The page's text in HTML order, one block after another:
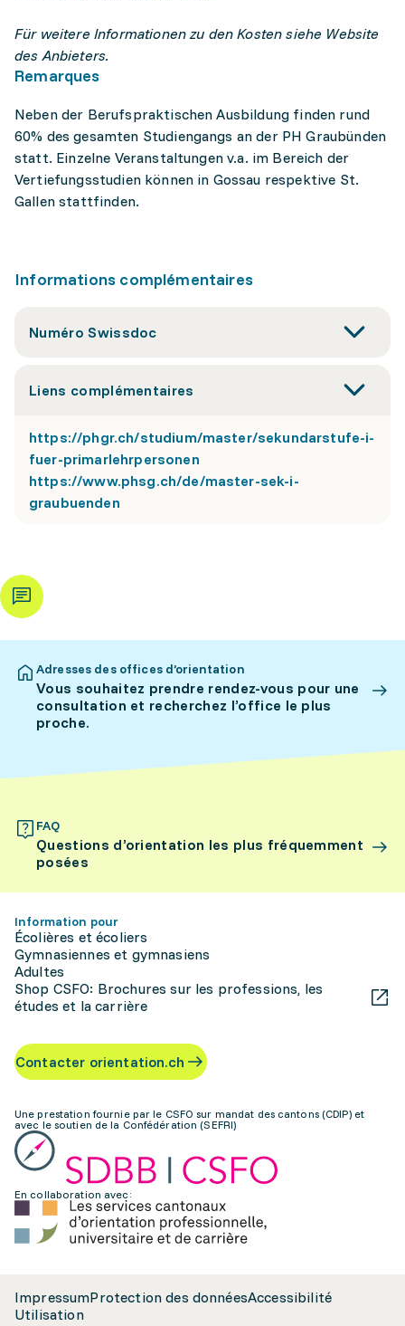
Für weitere Informationen zu den Kosten siehe Website
des Anbieters.
Remarques
Neben der Berufspraktischen Ausbildung finden rund
60% des gesamten Studiengangs an der PH Graubünden
statt. Einzelne Veranstaltungen v.a. im Bereich der
Vertiefungsstudien können in Gossau respektive St.
Gallen stattfinden.
Informations complémentaires
Numéro Swissdoc
Liens complémentaires
https://phgr.ch/studium/master/sekundarstufe-i-
fuer-primarlehrpersonen
https://www.phsg.ch/de/master-sek-i-
graubuenden
Adresses des offices d’orientation
Vous souhaitez prendre rendez-vous pour une
consultation et recherchez l’office le plus
proche.
FAQ
Questions d’orientation les plus fréquemment
posées
Information pour
Écolières et écoliers
Gymnasiennes et gymnasiens
Adultes
Shop CSFO: Brochures sur les professions, les
études et la carrière
Contacter orientation.ch
Une prestation fournie par le CSFO sur mandat des cantons (CDIP) et
avec le soutien de la Confédération (SEFRI)
En collaboration avec:
ImpressumProtection des donnéesAccessibilité
Utilisation